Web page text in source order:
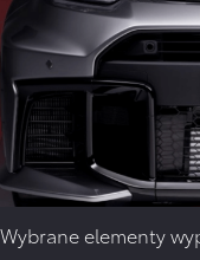
Wybrane elementy